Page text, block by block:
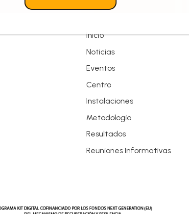
Inicio
Noticias
Eventos
Centro
Instalaciones
Metodología
Resultados
Reuniones Informativas